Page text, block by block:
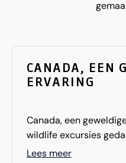
CANADA, EEN
ERVARING
Canada, een
wildlife excursies
indrukwekkend waren.
Lees meer